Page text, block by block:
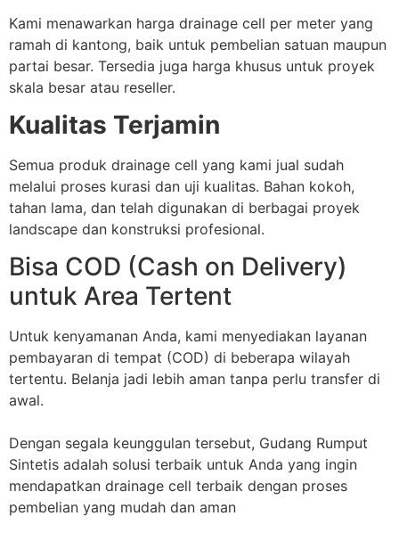
Kami menawarkan harga drainage cell per meter yang
ramah di kantong, baik untuk pembelian satuan maupun
partai besar. Tersedia juga harga khusus untuk proyek
skala besar atau reseller.
Kualitas Terjamin
Semua produk drainage cell yang kami jual sudah
melalui proses kurasi dan uji kualitas. Bahan kokoh,
tahan lama, dan telah digunakan di berbagai proyek
landscape dan konstruksi profesional.
Bisa COD (Cash on Delivery)
untuk Area Tertent
Untuk kenyamanan Anda, kami menyediakan layanan
pembayaran di tempat (COD) di beberapa wilayah
tertentu. Belanja jadi lebih aman tanpa perlu transfer di
awal.
Dengan segala keunggulan tersebut, Gudang Rumput
Sintetis adalah solusi terbaik untuk Anda yang ingin
mendapatkan drainage cell terbaik dengan proses
pembelian yang mudah dan aman